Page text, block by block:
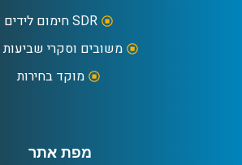
מפת אתר
SDR חימום לידים
משובים וסקרי שביעות
מוקד בחירות